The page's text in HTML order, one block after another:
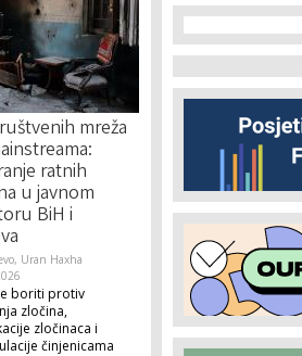
mreža
ratnih
u javnom
BiH i
Uran Haxha
boriti protiv
zločina,
zločinaca i
činjenicama